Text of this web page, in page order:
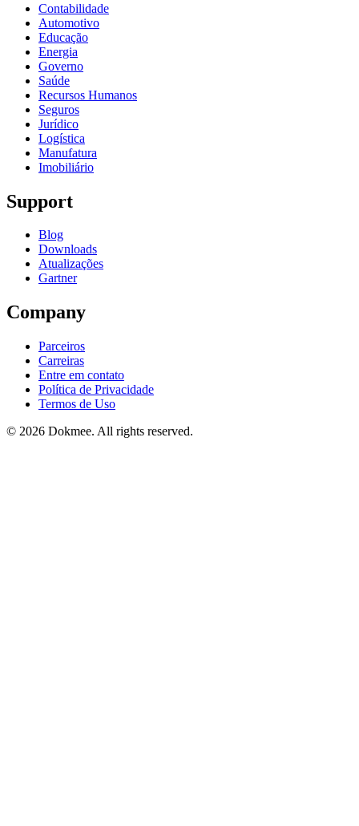
Contabilidade
Automotivo
Educação
Energia
Governo
Saúde
Recursos Humanos
Seguros
Jurídico
Logística
Manufatura
Imobiliário
Support
Blog
Downloads
Atualizações
Gartner
Company
Parceiros
Carreiras
Entre em contato
Política de Privacidade
Termos de Uso
© 2026 Dokmee. All rights reserved.